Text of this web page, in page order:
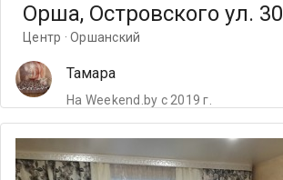
Орша, Островского ул. 30
Центр · Оршанский
Тамара
На Weekend.by с 2019 г.